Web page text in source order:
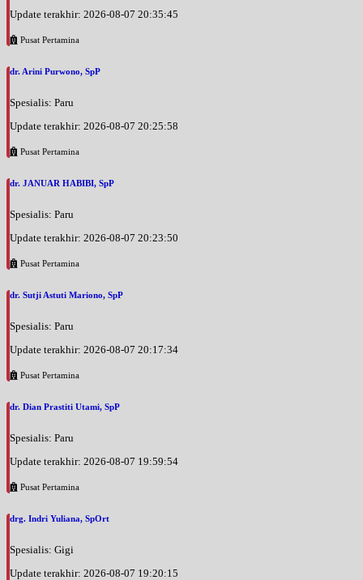
Update terakhir: 2026-08-07 20:35:45
Pusat Pertamina
dr. Arini Purwono, SpP
Spesialis: Paru
Update terakhir: 2026-08-07 20:25:58
Pusat Pertamina
dr. JANUAR HABIBI, SpP
Spesialis: Paru
Update terakhir: 2026-08-07 20:23:50
Pusat Pertamina
dr. Sutji Astuti Mariono, SpP
Spesialis: Paru
Update terakhir: 2026-08-07 20:17:34
Pusat Pertamina
dr. Dian Prastiti Utami, SpP
Spesialis: Paru
Update terakhir: 2026-08-07 19:59:54
Pusat Pertamina
drg. Indri Yuliana, SpOrt
Spesialis: Gigi
Update terakhir: 2026-08-07 19:20:15